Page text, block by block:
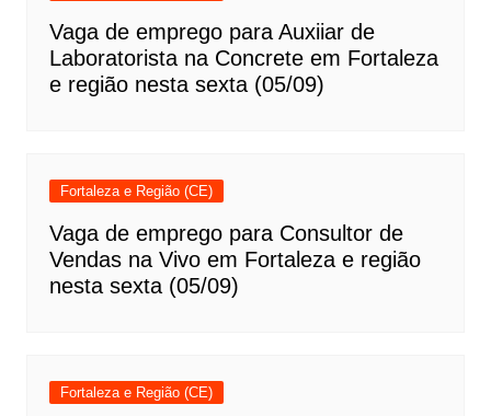
Vaga de emprego para Auxiiar de
Laboratorista na Concrete em Fortaleza
e região nesta sexta (05/09)
Fortaleza e Região (CE)
Vaga de emprego para Consultor de
Vendas na Vivo em Fortaleza e região
nesta sexta (05/09)
Fortaleza e Região (CE)